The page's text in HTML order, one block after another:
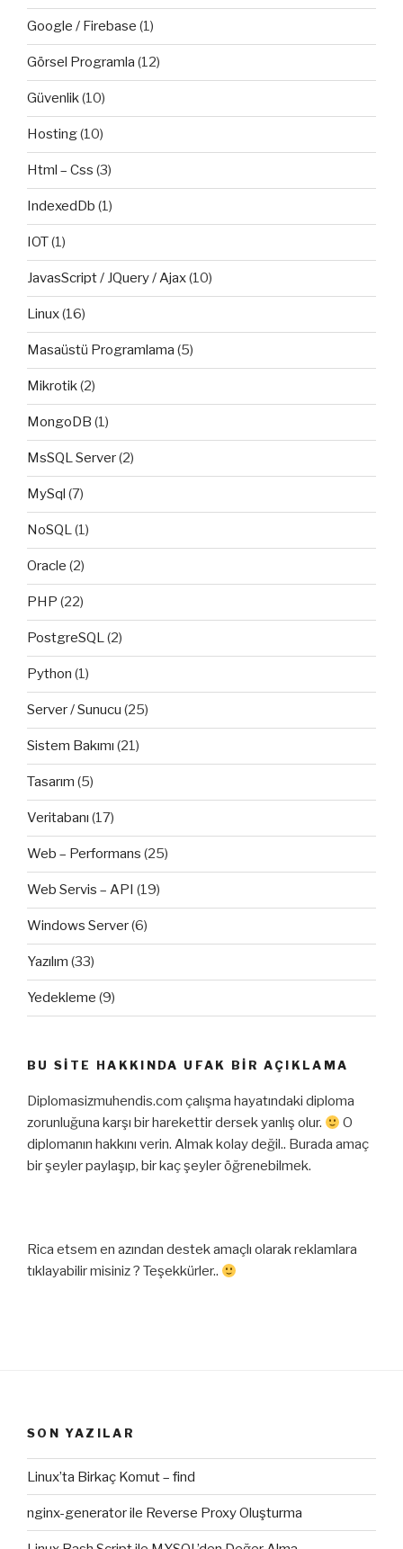
Google / Firebase (1)
Görsel Programla (12)
Güvenlik(10)
Hosting(10)
Html – Css (3)
IndexedDb (1)
IOT(1)
JavasScript / JQuery / Ajax(10)
Linux(16)
Masaüstü Programlama (5)
Mikrotik(2)
MongoDB (1)
MsSQL Server(2)
MySql (7)
NoSQL(1)
Oracle (2)
PHP (22)
PostgreSQL(2)
Python (1)
Server / Sunucu (25)
Sistem Bakımı (21)
Tasarım (5)
Veritabanı (17)
Web – Performans (25)
Web Servis – API (19)
Windows Server(6)
Yazılım (33)
Yedekleme (9)
BU SITE HAKKINDA UFAK BIR AÇIKLAMA
Diplomasizmuhendis.com çalışma hayatındaki diploma
zorunluğuna karşı bir harekettir dersek yanlış olur.
O
diplomanın hakkını verin. Almak kolay değil.. Burada amaç
bir şeyler paylaşıp, bir kaç şeyler öğrenebilmek.
Rica etsem en azından destek amaçlı olarak reklamlara
tıklayabilir misiniz ? Teşekkürler..
SON YAZILAR
Linux’ta Birkaç Komut – find
nginx-generator ile Reverse Proxy Oluşturma